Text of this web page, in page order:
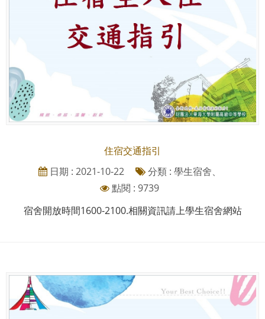
住宿交通指引
日期 : 2021-10-22
分類 : 學生宿舍、
點閱 : 9739
宿舍開放時間1600-2100.相關資訊請上學生宿舍網站